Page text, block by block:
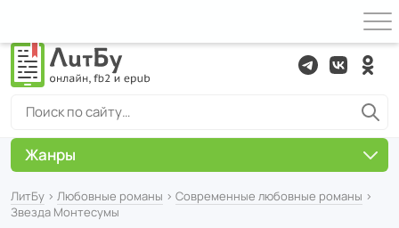
ЛитБу › Любовные романы › Современные любовные романы ›
Звезда Монтесумы
Жанры